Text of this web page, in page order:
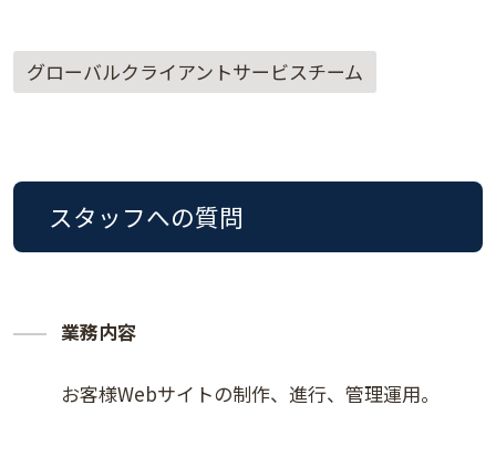
グローバルクライアントサービスチーム
スタッフへの質問
業務内容
お客様Webサイトの制作、進行、管理運用。